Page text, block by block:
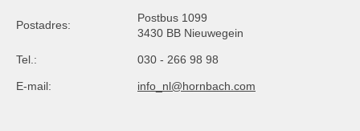
Postadres:
Postbus 1099
3430 BB Nieuwegein
Tel.: 030 - 266 98 98
E-mail: info_nl@hornbach.com